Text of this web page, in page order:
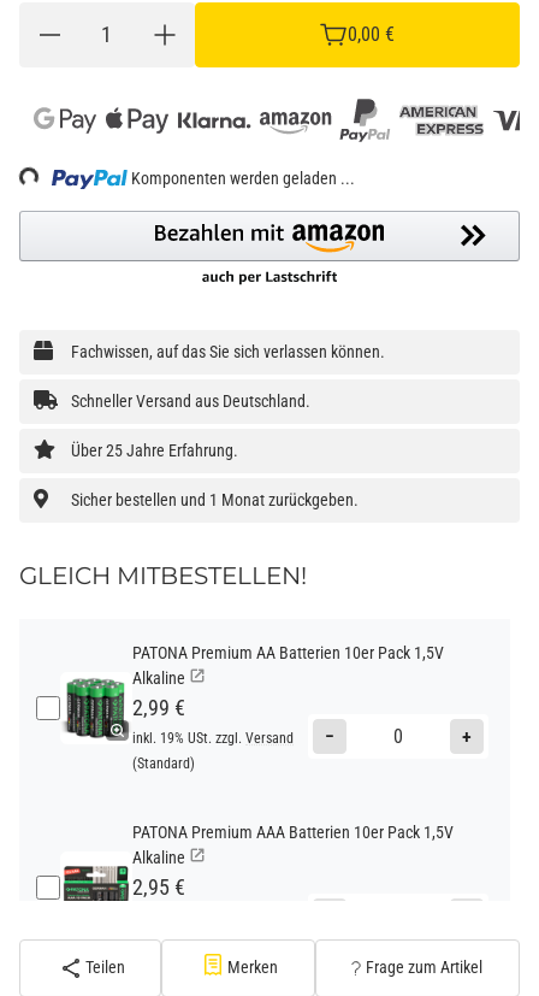
0,00 €
Loading... Komponenten werden geladen ...
Fachwissen, auf das Sie sich verlassen können.
Schneller Versand aus Deutschland.
Über 25 Jahre Erfahrung.
Sicher bestellen und 1 Monat zurückgeben.
GLEICH MITBESTELLEN!
PATONA Premium AA Batterien 10er Pack 1,5V
Alkaline
2,99 €
inkl. 19% USt. zzgl. Versand
(Standard)
− +
PATONA Premium AAA Batterien 10er Pack 1,5V
Alkaline
2,95 €
(Standard)
Teilen Merken Frage zum Artikel